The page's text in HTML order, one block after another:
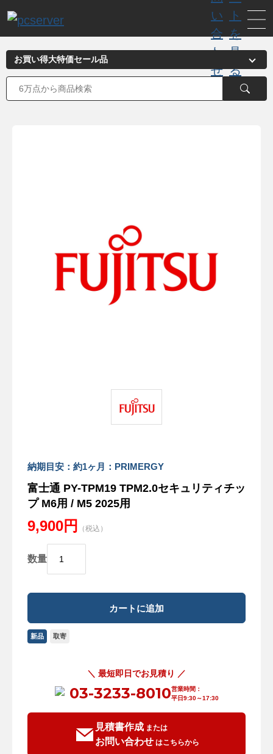
納期目安：約1ヶ月：PRIMERGY
富士通 PY-TPM19 TPM2.0セキュリティチッ
プ M6用 / M5 2025用
9,900円 （税込）
数量
新品 取寄
＼ 最短即日でお見積り ／
03-3233-8010営業時間：
平日9:30～17:30
見積書作成または
お問い合わせはこちらから